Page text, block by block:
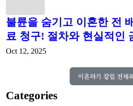
불륜을 숨기고 이혼한 전
료 청구! 절차와 현실적인
Oct 12, 2025
이혼하기 칼럼 전체
Categories